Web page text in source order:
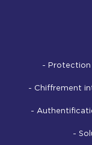
- Protection
- Chiffrement
-
-